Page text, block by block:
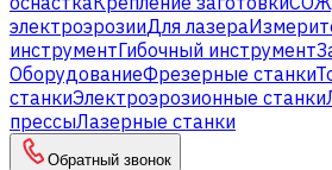
электроэрозииДля лазера
инструментГибочный инструмент
ОборудованиеФрезерные станки
станкиЭлектроэрозионные станки
прессыЛазерные станки
Обратный звонок